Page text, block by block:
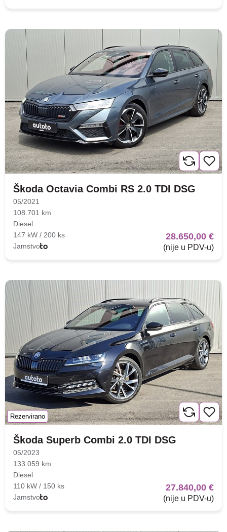
Škoda Octavia Combi RS 2.0 TDI DSG
05/2021
108.701 km
Diesel
147 kW / 200 ks
Jamstvo
28.650,00 €
(nije u PDV-u)
Rezervirano
Škoda Superb Combi 2.0 TDI DSG
05/2023
133.059 km
Diesel
110 kW / 150 ks
Jamstvo
27.840,00 €
(nije u PDV-u)